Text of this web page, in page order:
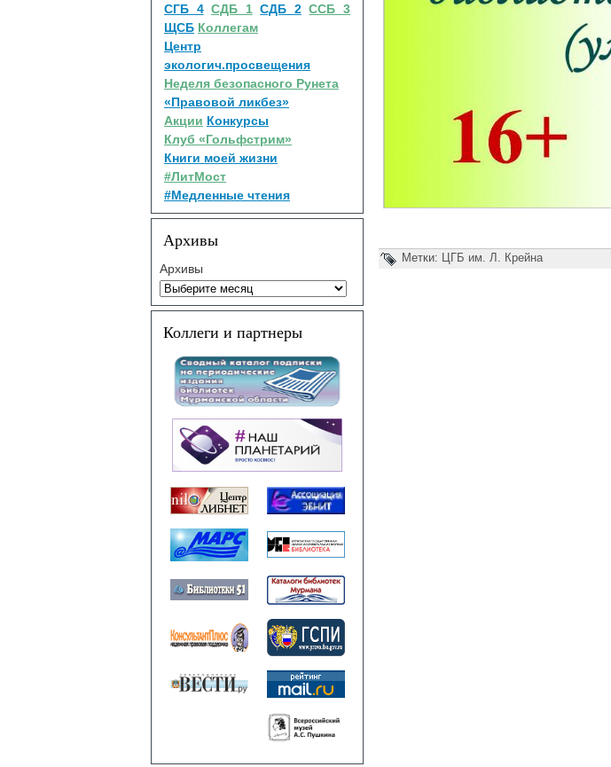
СГБ 4 СДБ 1 СДБ 2 ССБ 3
ЩСБ Коллегам
Центр
экологич.просвещения
Неделя безопасного Рунета
«Правовой ликбез»
Акции Конкурсы
Клуб «Гольфстрим»
Книги моей жизни
#ЛитМост
#Медленные чтения
Архивы
Архивы
Коллеги и партнеры
Метки: ЦГБ им. Л. Крейна